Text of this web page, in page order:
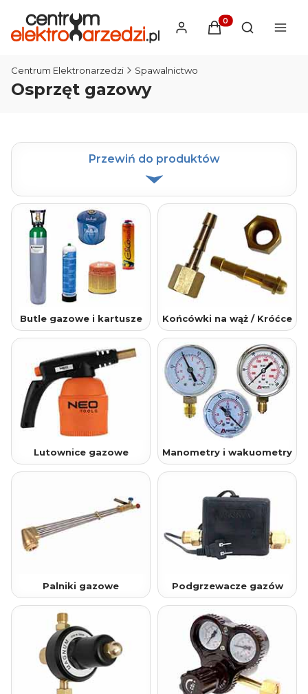
Produkty w
Otwórz
Centrum Elektronarzedzi Spawalnictwo
Osprzęt gazowy
Przewiń do produktów
Butle gazowe i kartusze Końcówki na wąż / Króćce
Lutownice gazowe Manometry i wakuometry
Palniki gazowe Podgrzewacze gazów